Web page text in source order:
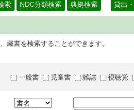
索 NDC分類検索 典拠検索 貸出
蔵書を検索することができます。
一般書 児童書 雑誌 視聴覚